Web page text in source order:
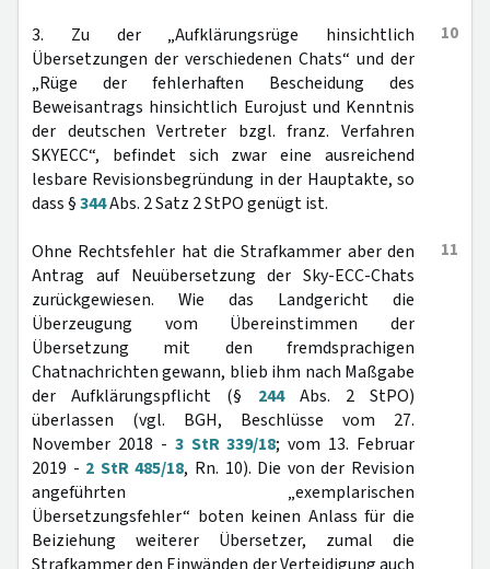
10
3. Zu der „Aufklärungsrüge hinsichtlich
Übersetzungen der verschiedenen Chats“ und der
„Rüge der fehlerhaften Bescheidung des
Beweisantrags hinsichtlich Eurojust und Kenntnis
der deutschen Vertreter bzgl. franz. Verfahren
SKYECC“, befindet sich zwar eine ausreichend
lesbare Revisionsbegründung in der Hauptakte, so
dass §344Abs. 2 Satz 2 StPO genügt ist.
11
Ohne Rechtsfehler hat die Strafkammer aber den
Antrag auf Neuübersetzung der Sky-ECC-Chats
zurückgewiesen. Wie das Landgericht die
Überzeugung vom Übereinstimmen der
Übersetzung mit den fremdsprachigen
Chatnachrichten gewann, blieb ihm nach Maßgabe
der Aufklärungspflicht (§ 244Abs. 2 StPO)
überlassen (vgl. BGH, Beschlüsse vom 27.
November 2018 - 3 StR 339/18; vom 13. Februar
2019 - 2 StR 485/18, Rn. 10). Die von der Revision
angeführten „exemplarischen
Übersetzungsfehler“ boten keinen Anlass für die
Beiziehung weiterer Übersetzer, zumal die